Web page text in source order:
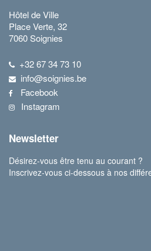
Hôtel de Ville
Place Verte, 32
7060 Soignies
+32 67 34 73 10
info@soignies.be
Facebook
Instagram
Newsletter
Désirez-vous être tenu au courant ?
Inscrivez-vous ci-dessous à nos